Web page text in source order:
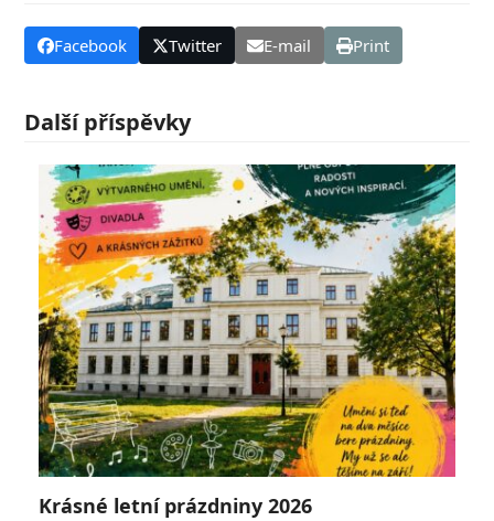
Facebook Twitter E-mail Print
Další příspěvky
Krásné letní prázdniny 2026